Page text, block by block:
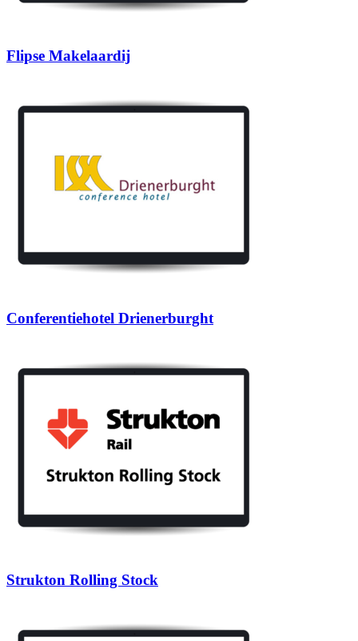
Flipse Makelaardij
Conferentiehotel Drienerburght
Strukton Rolling Stock